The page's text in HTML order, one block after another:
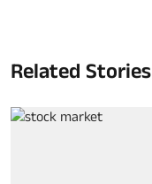
Related Stories